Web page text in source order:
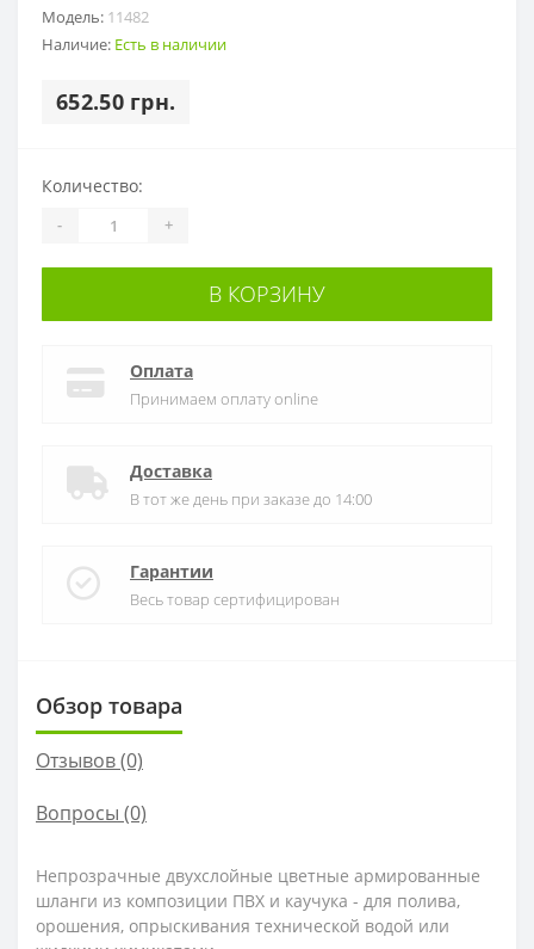
Модель: 11482
Наличие: Есть в наличии
652.50 грн.
Количество:
- +
В КОРЗИНУ
Оплата
Принимаем оплату online
Доставка
В тот же день при заказе до 14:00
Гарантии
Весь товар сертифицирован
Обзор товара
Отзывов (0)
Вопросы (0)
Непрозрачные двухслойные цветные армированные
шланги из композиции ПВХ и каучука - для полива,
орошения, опрыскивания технической водой или